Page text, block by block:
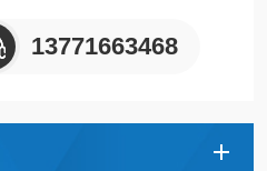
13771663468